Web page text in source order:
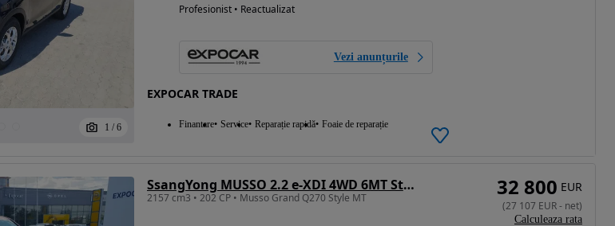
1 / 6
Profesionist • Reactualizat
Vezi anunțurile
EXPOCAR TRADE
Finantare Service Reparație rapidă Foaie de reparație
SsangYong MUSSO 2.2 e-XDI 4WD 6MT Style
2157 cm3 • 202 CP • Musso Grand Q270 Style MT 32 800 EUR
(27 107 EUR- net)
Calculeaza rata